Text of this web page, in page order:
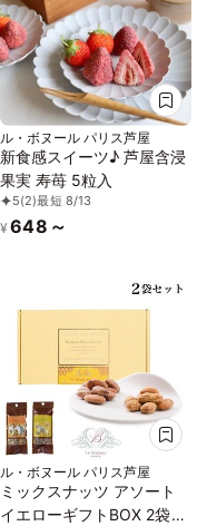
ル・ボヌール パリス芦屋
新食感スイーツ♪ 芦屋含浸
果実 寿苺 5粒入
5(2)最短 8/13
¥ 648～
ル・ボヌール パリス芦屋
ミックスナッツ アソート
イエローギフトBOX 2袋入